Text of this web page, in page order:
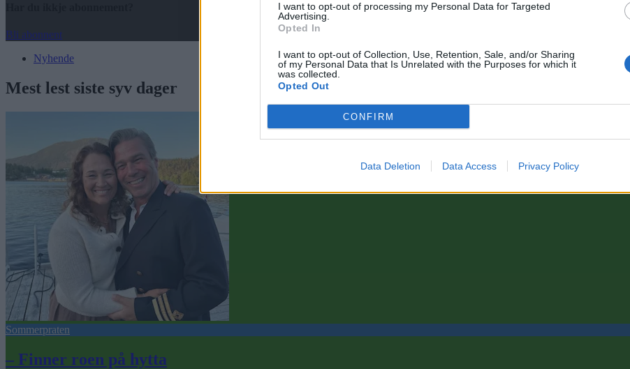
I want to opt-out of processing my Personal Data for Targeted
Advertising.
Opted In
I want to opt-out of Collection, Use, Retention, Sale, and/or Sharing
of my Personal Data that Is Unrelated with the Purposes for which it
was collected.
Opted Out
CONFIRM
Data Deletion Data Access Privacy Policy
Bli abonnent
Nyhende
Mest lest siste syv dager
Sommerpraten
– Finner roen på hytta